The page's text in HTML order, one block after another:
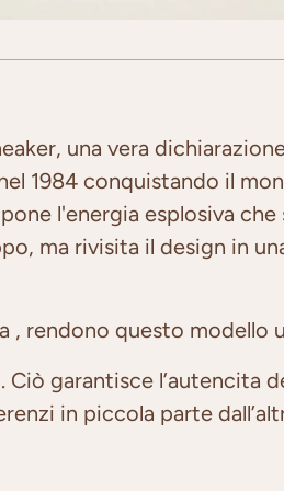
una vera
1984 conquistando il
l'energia esplosiva che
ma rivisita il design in
, rendono questo modello
garantisce l’autencita
in piccola parte